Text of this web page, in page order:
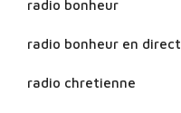
radio bonheur
radio bonheur en direct
radio chretienne